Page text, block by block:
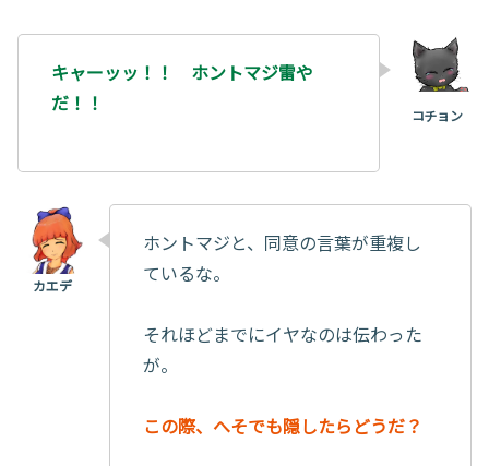
キャーッッ！！ ホントマジ雷や
だ！！
ホントマジと、同意の言葉が重複し
ているな。
それほどまでにイヤなのは伝わった
が。
この際、へそでも隠したらどうだ？